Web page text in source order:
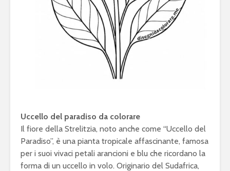
Uccello del paradiso da colorare
Il fiore della Strelitzia, noto anche come “Uccello del
Paradiso”, è una pianta tropicale affascinante, famosa
per i suoi vivaci petali arancioni e blu che ricordano la
forma di un uccello in volo. Originario del Sudafrica,